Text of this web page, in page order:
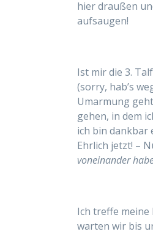
hier draußen
aufsaugen!
Ist mir die 3.
(sorry, hab’s
Umarmung
gehen, in dem
ich bin dankbar
Ehrlich jetzt! –
voneinander
Ich treffe meine
warten wir bis